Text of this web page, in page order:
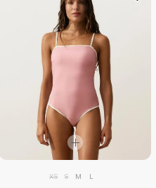
XS S M L